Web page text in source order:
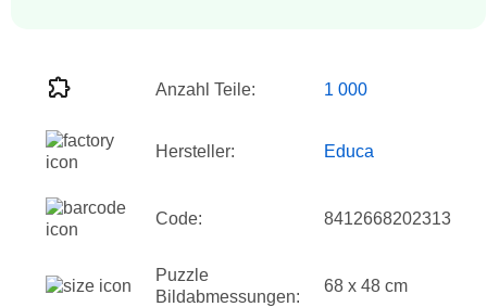
Anzahl Teile: 1 000
Hersteller: Educa
Code: 8412668202313
Puzzle
Bildabmessungen:
68 x 48 cm